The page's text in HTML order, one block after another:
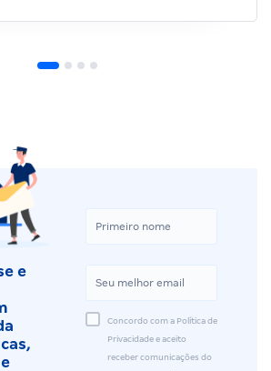
e
Concordo com a Política de
Privacidade e aceito
receber comunicações do